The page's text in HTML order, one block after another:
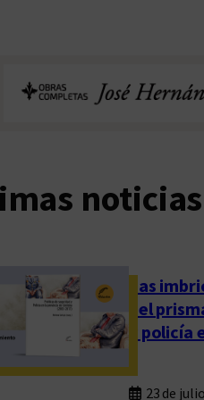
noticias
Las
del
y policía
23 de